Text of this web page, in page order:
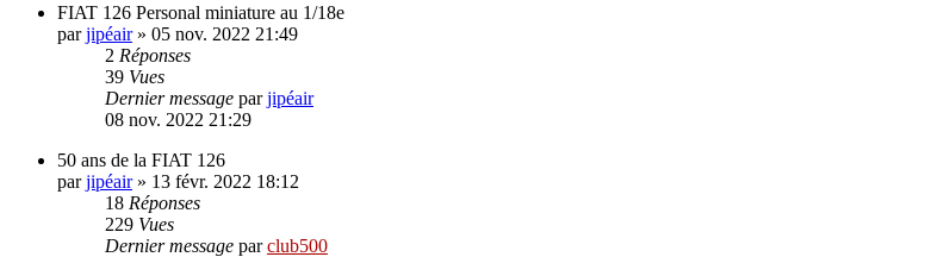
FIAT 126 Personal miniature au 1/18e
parjipéair» 05 nov. 2022 21:49
2 Réponses
39 Vues
Dernier message parjipéair
08 nov. 2022 21:29
50 ans de la FIAT 126
parjipéair» 13 févr. 2022 18:12
18 Réponses
229 Vues
Dernier message parclub500